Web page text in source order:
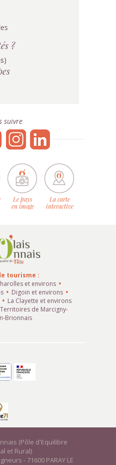
?
suivre
Le pays
en image
La carte
interactive
tourisme :
et environs
Digoin et environs
La Clayette et environs
Territoires de Marcigny-
Brionnais
(Pôle d'Equilibre
et Rural)
- 71600 PARAY LE